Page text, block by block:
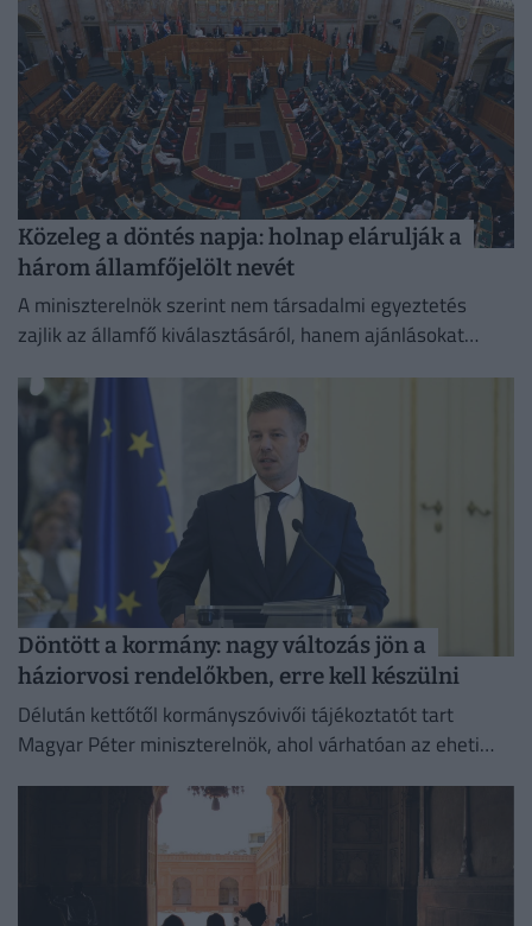
Közeleg a döntés napja: holnap elárulják a
három államfőjelölt nevét
A miniszterelnök szerint nem társadalmi egyeztetés
zajlik az államfő kiválasztásáról, hanem ajánlásokat
Döntött a kormány: nagy változás jön a
háziorvosi rendelőkben, erre kell készülni
Délután kettőtől kormányszóvivői tájékoztatót tart
Magyar Péter miniszterelnök, ahol várhatóan az eheti
kerül a fókuszba.